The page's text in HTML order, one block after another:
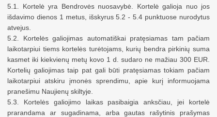
5.1. Kortelė yra Bendrovės nuosavybė. Kortelė galioja nuo jos
išdavimo dienos 1 metus, išskyrus 5.2 - 5.4 punktuose nurodytus
atvejus.
5.2. Kortelės galiojimas automatiškai pratęsiamas tam pačiam
laikotarpiui tiems kortelės turėtojams, kurių bendra pirkinių suma
kasmet iki kiekvienų metų kovo 1 d. sudaro ne mažiau 300 EUR.
Kortelių galiojimas taip pat gali būti pratęsiamas tokiam pačiam
laikotarpiui atskiru įmonės sprendimu, apie kurį informuojama
pranešimu Naujienų skiltyje.
5.3. Kortelės galiojimo laikas pasibaigia anksčiau, jei kortelė
prarandama ar sugadinama, arba gautas rašytinis prašymas